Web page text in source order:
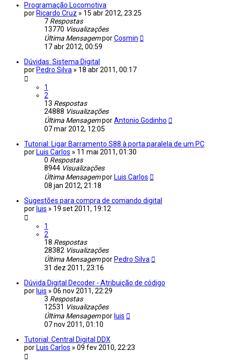
Programação Locomotiva
por Ricardo Cruz » 15 abr 2012, 23:25
7 Respostas
13770 Visualizações
Última MensagemporCosmin
17 abr 2012, 00:59
Dúvidas: Sistema Digital
por Pedro Silva » 18 abr 2011, 00:17
1
2
13 Respostas
24888 Visualizações
Última MensagemporAntonio Godinho
07 mar 2012, 12:05
Tutorial: Ligar Barramento S88 à porta paralela de um PC
por Luis Carlos » 11 mai 2011, 01:30
0 Respostas
8944 Visualizações
Última Mensagempor Luis Carlos
08 jan 2012, 21:18
Sugestões para compra de comando digital
por luis » 19 set 2011, 19:12
1
2
18 Respostas
28382 Visualizações
Última Mensagempor Pedro Silva
31 dez 2011, 23:16
Dúvida Digital Decoder - Atribuição de código
por luis » 06 nov 2011, 22:29
3 Respostas
12531 Visualizações
Última Mensagempor luis
07 nov 2011, 01:10
Tutorial: Central Digital DDX
por Luis Carlos » 09 fev 2010, 22:23